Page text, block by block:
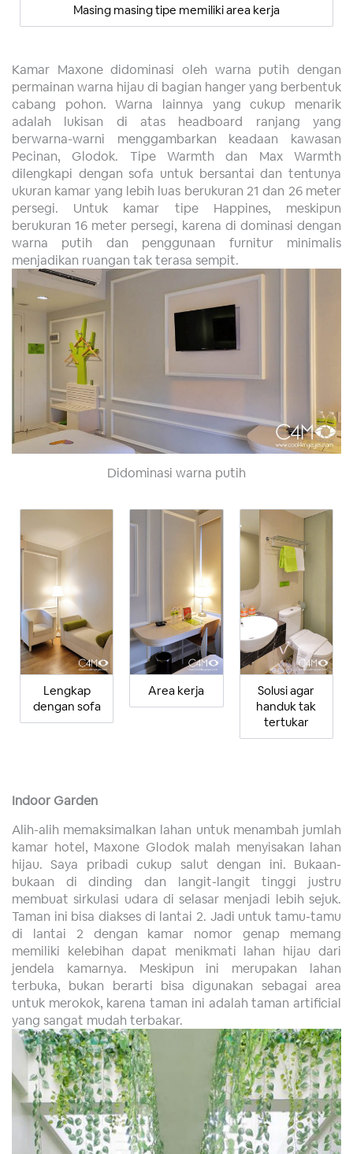
Masing masing tipe memiliki area kerja
Kamar Maxone didominasi oleh warna putih dengan
permainan warna hijau di bagian hanger yang berbentuk
cabang pohon. Warna lainnya yang cukup menarik
adalah lukisan di atas headboard ranjang yang
berwarna-warni menggambarkan keadaan kawasan
Pecinan, Glodok. Tipe Warmth dan Max Warmth
dilengkapi dengan sofa untuk bersantai dan tentunya
ukuran kamar yang lebih luas berukuran 21 dan 26 meter
persegi. Untuk kamar tipe Happines, meskipun
berukuran 16 meter persegi, karena di dominasi dengan
warna putih dan penggunaan furnitur minimalis
menjadikan ruangan tak terasa sempit.
Didominasi warna putih
Lengkap
dengan sofa
Area kerja
Solusi agar
handuk tak
tertukar
Indoor Garden
Alih-alih memaksimalkan lahan untuk menambah jumlah
kamar hotel, Maxone Glodok malah menyisakan lahan
hijau. Saya pribadi cukup salut dengan ini. Bukaan-
bukaan di dinding dan langit-langit tinggi justru
membuat sirkulasi udara di selasar menjadi lebih sejuk.
Taman ini bisa diakses di lantai 2. Jadi untuk tamu-tamu
di lantai 2 dengan kamar nomor genap memang
memiliki kelebihan dapat menikmati lahan hijau dari
jendela kamarnya. Meskipun ini merupakan lahan
terbuka, bukan berarti bisa digunakan sebagai area
untuk merokok, karena taman ini adalah taman artificial
yang sangat mudah terbakar.